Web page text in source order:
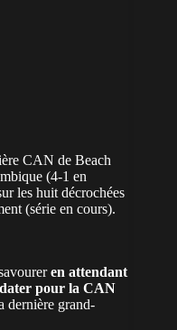
CAN de Beach
(4-1 en
les huit décrochées
(série en cours).
en attendant
pour la CAN
dernière grand-